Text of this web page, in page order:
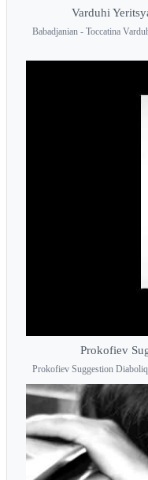
Varduhi
Babadjanian - Toccatina
Prokofiev
Prokofiev Suggestion